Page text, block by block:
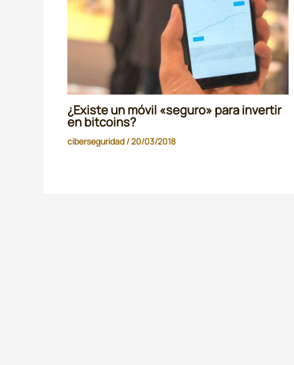
¿Existe un móvil «seguro» para invertir
en bitcoins?
ciberseguridad/20/03/2018